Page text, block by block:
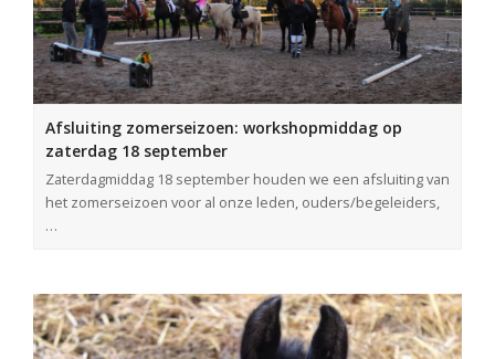
Afsluiting zomerseizoen: workshopmiddag op
zaterdag 18 september
Zaterdagmiddag 18 september houden we een afsluiting van
het zomerseizoen voor al onze leden, ouders/begeleiders,
…